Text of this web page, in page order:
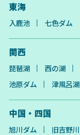
東海
入鹿池 七色ダム
関西
琵琶湖 西の湖
池原ダム
津風呂湖
中国・四国
旭川ダム 旧吉野川